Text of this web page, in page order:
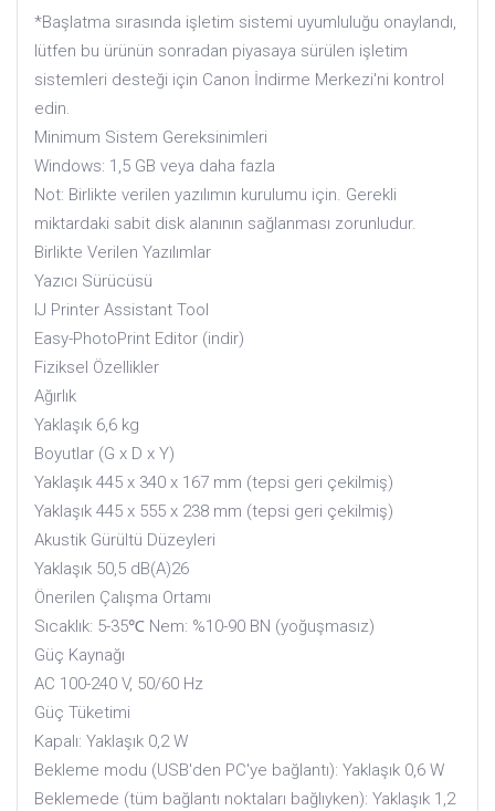
*Başlatma sırasında işletim sistemi uyumluluğu onaylandı,
lütfen bu ürünün sonradan piyasaya sürülen işletim
sistemleri desteği için Canon İndirme Merkezi'ni kontrol
edin.
Minimum Sistem Gereksinimleri
Windows: 1,5 GB veya daha fazla
Not: Birlikte verilen yazılımın kurulumu için. Gerekli
miktardaki sabit disk alanının sağlanması zorunludur.
Birlikte Verilen Yazılımlar
Yazıcı Sürücüsü
IJ Printer Assistant Tool
Easy-PhotoPrint Editor (indir)
Fiziksel Özellikler
Ağırlık
Yaklaşık 6,6 kg
Boyutlar (G x D x Y)
Yaklaşık 445 x 340 x 167 mm (tepsi geri çekilmiş)
Yaklaşık 445 x 555 x 238 mm (tepsi geri çekilmiş)
Akustik Gürültü Düzeyleri
Yaklaşık 50,5 dB(A)26
Önerilen Çalışma Ortamı
Sıcaklık: 5-35℃ Nem: %10-90 BN (yoğuşmasız)
Güç Kaynağı
AC 100-240 V, 50/60 Hz
Güç Tüketimi
Kapalı: Yaklaşık 0,2 W
Bekleme modu (USB'den PC'ye bağlantı): Yaklaşık 0,6 W
Beklemede (tüm bağlantı noktaları bağlıyken): Yaklaşık 1,2